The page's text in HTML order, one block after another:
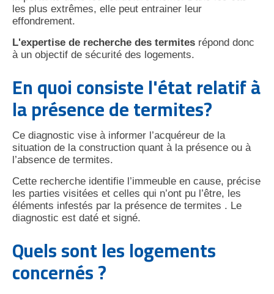
les plus extrêmes, elle peut entrainer leur
effondrement.
L'expertise de recherche des termites répond donc
à un objectif de sécurité des logements.
En quoi consiste l'état relatif à
la présence de termites?
Ce diagnostic vise à informer l’acquéreur de la
situation de la construction quant à la présence ou à
l’absence de termites.
Cette recherche identifie l’immeuble en cause, précise
les parties visitées et celles qui n’ont pu l’être, les
éléments infestés par la présence de termites . Le
diagnostic est daté et signé.
Quels sont les logements
concernés ?